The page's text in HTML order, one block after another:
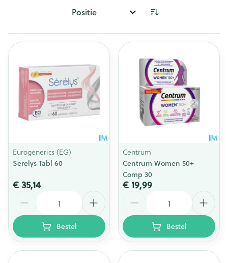
Sorteer op:
Eurogenerics (EG)
Serelys Tabl 60
€ 35,14
Bestel
Centrum
Centrum Women 50+
Comp 30
€ 19,99
Bestel